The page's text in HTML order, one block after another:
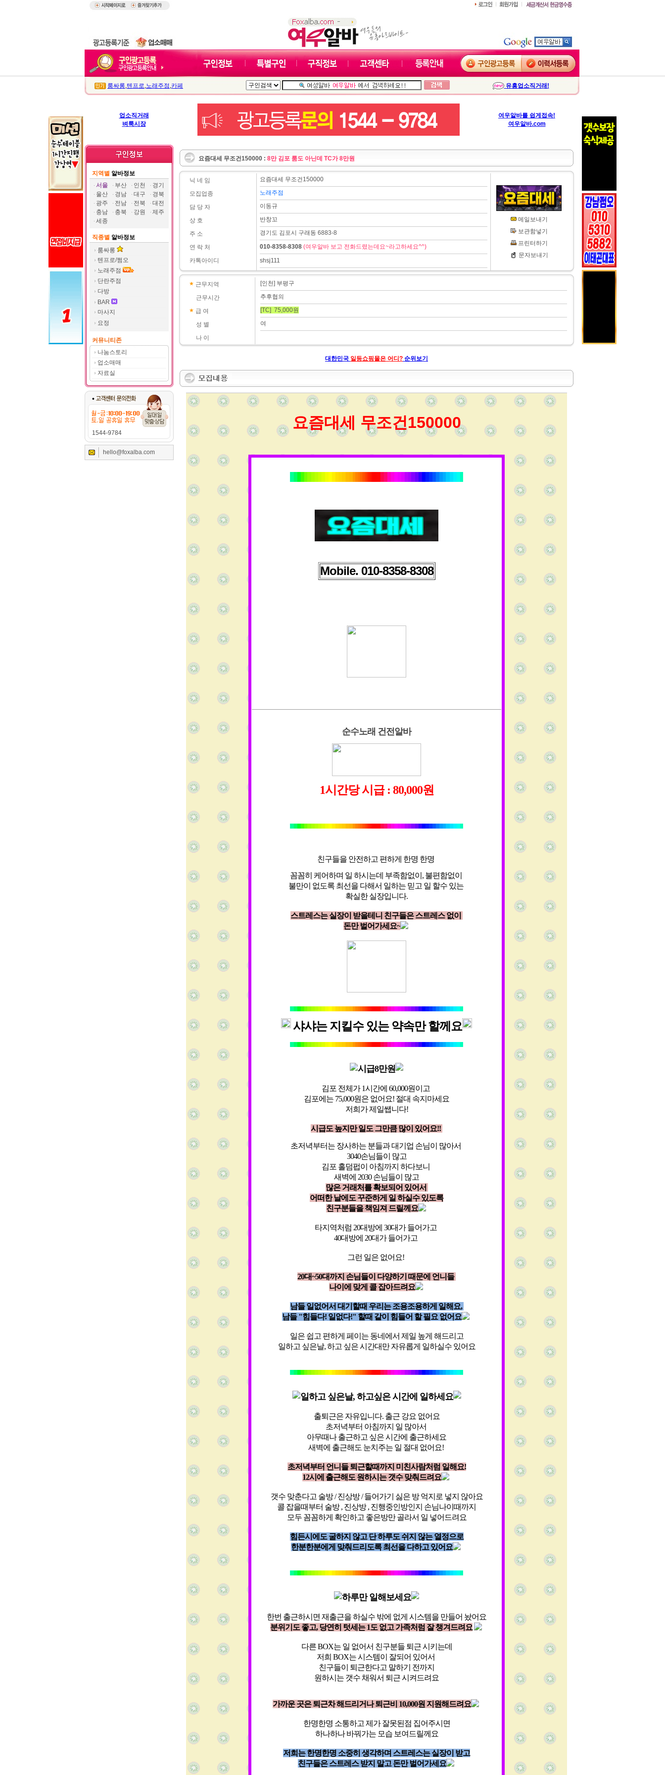
룸싸롱,텐프로,노래주점 ,카페 유흥업소직거래!
업소직거래
벼룩시장
여우알바를 쉽게접속!
여우알바.com
지역별 알바정보
서울
부산 인천
경기
울산
경남 대구
경북
광주
전남 전북
대전
충남
충북 강원
제주
세종
직종별 알바정보
룸싸롱
텐프로/쩜오
노래주점
단란주점
다방
BAR
마사지
요정
커뮤니티존
나눔스토리
업소매매
자료실
1544-9784
hello@foxalba.com
요즘대세 무조건150000 : 8만 김포 룸도 아닌데 TC가 8만원
닉 네 임
모집업종
담 당 자
상 호
주 소
연 락 처
카톡아이디
요즘대세 무조건150000
노래주점
이동규
반창꼬
경기도 김포시 구래동 6883-8
010-8358-8308 (여우알바 보고 전화드렸는데요~라고하세요^^)
shsj111
메일보내기
보관함넣기
프린터하기
문자보내기
근무지역
근무시간
급 여
성 별
나 이
[인천] 부평구
추후협의
[TC] 75,000원
여
대한민국 일등쇼핑몰은 어디? 순위보기
요즘대세 무조건150000
Mobile. 010-8358-8308
순수노래 건전알바
1시간당 시급 : 80,000원
친구들을 안전하고 편하게 한명 한명
꼼꼼히 케어하며 일 하시는데 부족함없이, 불편함없이
불만이 없도록 최선을 다해서 일하는 믿고 일 할수 있는
확실한 실장입니다.
스트레스는 실장이 받을테니 친구들은 스트레스 없이
돈만 벌어가세요~
샤샤는 지킬수 있는 약속만 할께요
시급8만원
김포 전체가 1시간에 60,000원이고
김포에는 75,000원은 없어요! 절대 속지마세요
저희가 제일쌥니다!
시급도 높지만 일도 그만큼 많이 있어요!!
초저녁부터는 장사하는 분들과 대기업 손님이 많아서
3040손님들이 많고
김포 홀덤펍이 아침까지 하다보니
새벽에 2030 손님들이 많고
많은 거래처를 확보되어 있어서
어떠한 날에도 꾸준하게 일 하실수 있도록
친구분들을 책임져 드릴께요
타지역처럼 20대방에 30대가 들어가고
40대방에 20대가 들어가고
그런 일은 없어요!
20대~50대까지 손님들이 다양하기 때문에 언니들
나이에 맞게 콜 잡아드려요
남들 일없어서 대기할때 우리는 조용조용하게 일해요,
남들 "힘들다! 일없다!" 할때 같이 힘들어 할 필요 없어요
일은 쉽고 편하게 페이는 동네에서 제일 높게 해드리고
일하고 싶은날, 하고 싶은 시간대만 자유롭게 일하실수 있어요
일하고 싶은날, 하고싶은 시간에 일하세요
출퇴근은 자유입니다. 출근 강요 없어요
초저녁부터 아침까지 일 많아서
아무때나 출근하고 싶은 시간에 출근하세요
새벽에 출근해도 눈치주는 일 절대 없어요!
초저녁부터 언니들 퇴근할때까지 미친사람처럼 일해요!
12시에 출근해도 원하시는 갯수 맞춰드려요
갯수 맞춘다고 술방 / 진상방 / 들어가기 싫은 방 억지로 넣지 않아요
콜 잡을때부터 술방 , 진상방 , 진행중인방인지 손님나이때까지
모두 꼼꼼하게 확인하고 좋은방만 골라서 일 넣어드려요
힘든시에도 굴하지 않고 단 하루도 쉬지 않는 열정으로
한분한분에게 맞춰드리도록 최선을 다하고 있어요
하루만 일해보세요
한번 출근하시면 재출근을 하실수 밖에 없게 시스템을 만들어 놨어요
분위기도 좋고, 당연히 텃세는 1도 없고 가족처럼 잘 챙겨드려요
다른 BOX는 일 없어서 친구분들 퇴근 시키는데
저희 BOX는 시스템이 잘되어 있어서
친구들이 퇴근한다고 말하기 전까지
원하시는 갯수 채워서 퇴근 시켜드려요
가까운 곳은 퇴근차 해드리거나 퇴근비 10,000원 지원해드려요
한명한명 소통하고 제가 잘못된점 집어주시면
하나하나 바꿔가는 모습 보여드릴께요
저희는 한명한명 소중히 생각하며 스트레스는 실장이 받고
친구들은 스트레스 받지 말고 돈만 벌어가세요